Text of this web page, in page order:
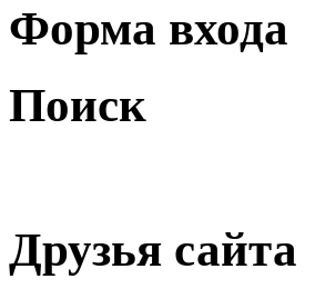
Форма входа
Поиск
Друзья сайта